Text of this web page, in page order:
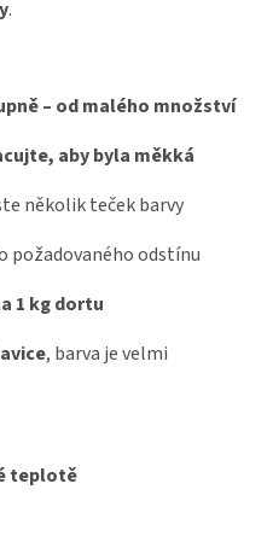
.
– od malého množství
aby byla měkká
několik teček barvy
požadovaného odstínu
1 kg dortu
, barva je velmi
teplotě